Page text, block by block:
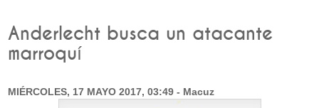
Anderlecht busca un atacante
marroquí
MIÉRCOLES, 17 MAYO 2017, 03:49 - Macuz